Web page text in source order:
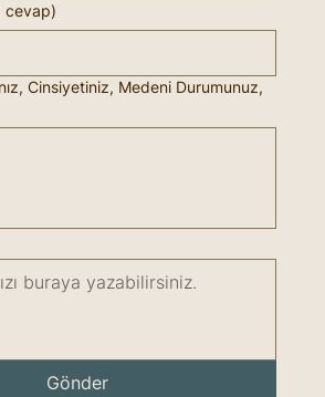
cevap)
Cinsiyetiniz, Medeni Durumunuz,
Gönder